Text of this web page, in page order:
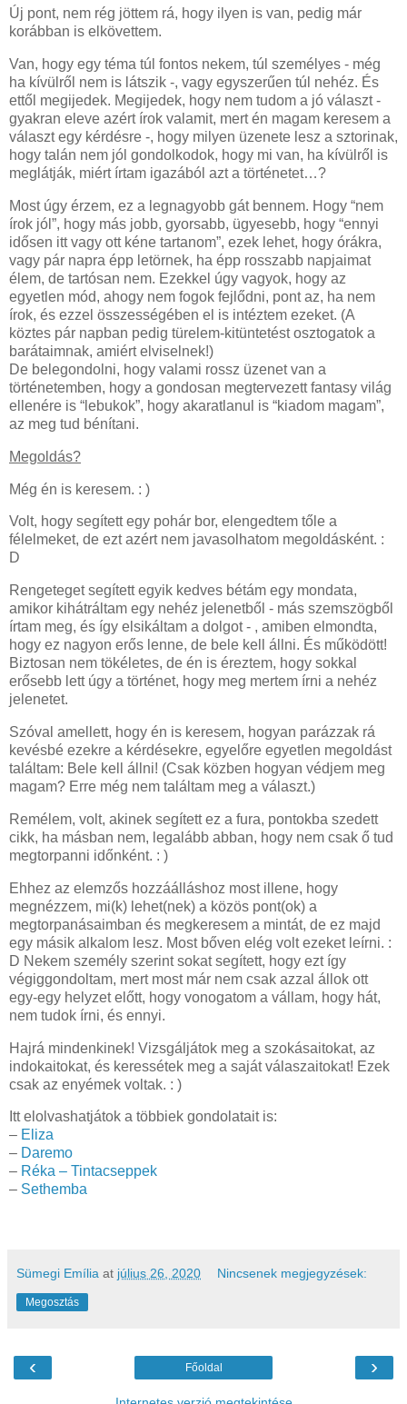
Új pont, nem rég jöttem rá, hogy ilyen is van, pedig már
korábban is elkövettem.
Van, hogy egy téma túl fontos nekem, túl személyes - még
ha kívülről nem is látszik -, vagy egyszerűen túl nehéz. És
ettől megijedek. Megijedek, hogy nem tudom a jó választ -
gyakran eleve azért írok valamit, mert én magam keresem a
választ egy kérdésre -, hogy milyen üzenete lesz a sztorinak,
hogy talán nem jól gondolkodok, hogy mi van, ha kívülről is
meglátják, miért írtam igazából azt a történetet…?
Most úgy érzem, ez a legnagyobb gát bennem. Hogy “nem
írok jól”, hogy más jobb, gyorsabb, ügyesebb, hogy “ennyi
idősen itt vagy ott kéne tartanom”, ezek lehet, hogy órákra,
vagy pár napra épp letörnek, ha épp rosszabb napjaimat
élem, de tartósan nem. Ezekkel úgy vagyok, hogy az
egyetlen mód, ahogy nem fogok fejlődni, pont az, ha nem
írok, és ezzel összességében el is intéztem ezeket. (A
köztes pár napban pedig türelem-kitüntetést osztogatok a
barátaimnak, amiért elviselnek!)
De belegondolni, hogy valami rossz üzenet van a
történetemben, hogy a gondosan megtervezett fantasy világ
ellenére is “lebukok”, hogy akaratlanul is “kiadom magam”,
az meg tud bénítani.
Megoldás?
Még én is keresem. : )
Volt, hogy segített egy pohár bor, elengedtem tőle a
félelmeket, de ezt azért nem javasolhatom megoldásként. :
D
Rengeteget segített egyik kedves bétám egy mondata,
amikor kihátráltam egy nehéz jelenetből - más szemszögből
írtam meg, és így elsikáltam a dolgot - , amiben elmondta,
hogy ez nagyon erős lenne, de bele kell állni. És működött!
Biztosan nem tökéletes, de én is éreztem, hogy sokkal
erősebb lett úgy a történet, hogy meg mertem írni a nehéz
jelenetet.
Szóval amellett, hogy én is keresem, hogyan parázzak rá
kevésbé ezekre a kérdésekre, egyelőre egyetlen megoldást
találtam: Bele kell állni! (Csak közben hogyan védjem meg
magam? Erre még nem találtam meg a választ.)
Remélem, volt, akinek segített ez a fura, pontokba szedett
cikk, ha másban nem, legalább abban, hogy nem csak ő tud
megtorpanni időnként. : )
Ehhez az elemzős hozzáálláshoz most illene, hogy
megnézzem, mi(k) lehet(nek) a közös pont(ok) a
megtorpanásaimban és megkeresem a mintát, de ez majd
egy másik alkalom lesz. Most bőven elég volt ezeket leírni. :
D Nekem személy szerint sokat segített, hogy ezt így
végiggondoltam, mert most már nem csak azzal állok ott
egy-egy helyzet előtt, hogy vonogatom a vállam, hogy hát,
nem tudok írni, és ennyi.
Hajrá mindenkinek! Vizsgáljátok meg a szokásaitokat, az
indokaitokat, és keressétek meg a saját válaszaitokat! Ezek
csak az enyémek voltak. : )
Itt elolvashatjátok a többiek gondolatait is:
– Eliza
– Daremo
– Réka – Tintacseppek
– Sethemba
Sümegi Emília at július 26, 2020 Nincsenek megjegyzések:
Megosztás
‹ ›
Főoldal